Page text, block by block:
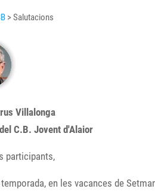
> Salutacions
Villalonga
C.B. Jovent d'Alaior
participants,
en les vacances de